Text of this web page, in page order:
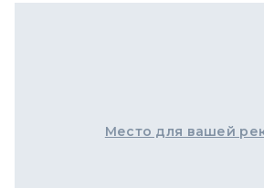
Место для вашей